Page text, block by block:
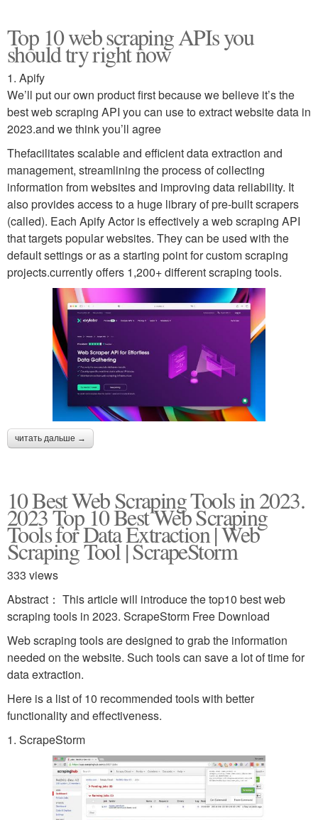
Top 10 web scraping APIs you
should try right now
1. Apify
We’ll put our own product first because we believe it’s the
best web scraping API you can use to extract website data in
2023.and we think you’ll agree
Thefacilitates scalable and efficient data extraction and
management, streamlining the process of collecting
information from websites and improving data reliability. It
also provides access to a huge library of pre-built scrapers
(called). Each Apify Actor is effectively a web scraping API
that targets popular websites. They can be used with the
default settings or as a starting point for custom scraping
projects.currently offers 1,200+ different scraping tools.
читать дальше →
10 Best Web Scraping Tools in 2023.
2023 Top 10 Best Web Scraping
Tools for Data Extraction | Web
Scraping Tool | ScrapeStorm
333 views
Abstract： This article will introduce the top10 best web
scraping tools in 2023. ScrapeStorm Free Download
Web scraping tools are designed to grab the information
needed on the website. Such tools can save a lot of time for
data extraction.
Here is a list of 10 recommended tools with better
functionality and effectiveness.
1. ScrapeStorm